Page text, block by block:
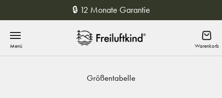
🔒 12 Monate Garantie
Menü Freiluftkind
Größentabelle